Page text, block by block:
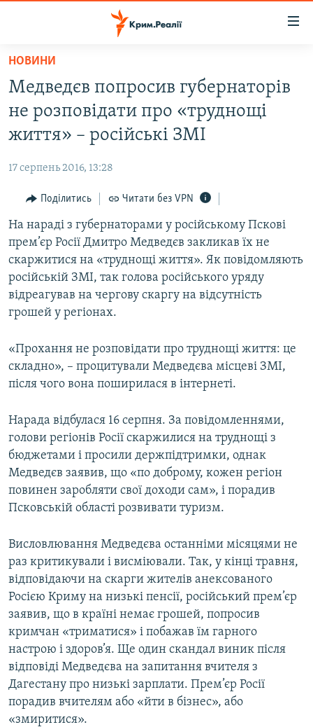
Перейти
основного
матеріалу
Перейти
до
основної
навігації
Перейти
пошуку
ВОДА.КРИМ
ВІДЕО ТА ФОТО
БЛОГИ
ПОГЛЯД
ІНТЕРВ'Ю
ВСЕ ЗА ДЕНЬ
СПЕЦПРОЕКТИ
ДЕПОРТАЦІЯ
СВІДЧЕННЯ ОКУПАЦІЇ
ЯК ОБІЙТИ БЛОКУВАННЯ
Qırımtatar
Усі сайти RFE/RL
НОВИНИ
Медведєв попросив губернаторів
не розповідати про «труднощі
життя» – російські ЗМІ
17 серпень 2016, 13:28
Поділитись Читати без VPN
На нараді з губернаторами у російському Пскові
прем’єр Росії Дмитро Медведєв закликав їх не
скаржитися на «труднощі життя». Як повідомляють
російській ЗМІ, так голова російського уряду
відреагував на чергову скаргу на відсутність
грошей у регіонах.
«Прохання не розповідати про труднощі життя: це
складно», – процитували Медведєва місцеві ЗМІ,
після чого вона поширилася в інтернеті.
Нарада відбулася 16 серпня. За повідомленнями,
голови регіонів Росії скаржилися на труднощі з
бюджетами і просили держпідтримки, однак
Медведєв заявив, що «по доброму, кожен регіон
повинен заробляти свої доходи сам», і порадив
Псковській області розвивати туризм.
Висловлювання Медведєва останніми місяцями не
раз критикували і висміювали. Так, у кінці травня,
відповідаючи на скарги жителів анексованого
Росією Криму на низькі пенсії, російський прем’єр
заявив, що в країні немає грошей, попросив
кримчан «триматися» і побажав їм гарного
настрою і здоров’я. Ще один скандал виник після
відповіді Медведєва на запитання вчителя з
Дагестану про низькі зарплати. Прем’єр Росії
порадив вчителям або «йти в бізнес», або
«змиритися».